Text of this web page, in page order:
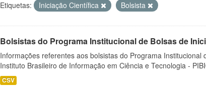
Etiquetas: Iniciação Científica Bolsista
Bolsistas do Programa Institucional de Bolsas de
Informações referentes aos bolsistas do Programa Institucional
Instituto Brasileiro de Informação em Ciência e Tecnologia -
CSV